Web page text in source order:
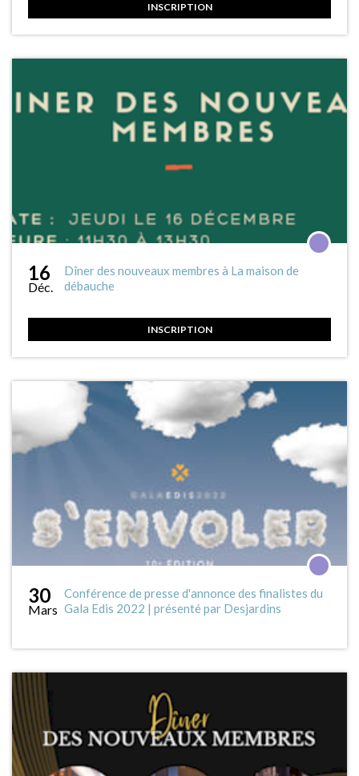
INSCRIPTION
16
Déc.
Dîner des nouveaux membres à La maison de
débauche
INSCRIPTION
30
Mars
Conférence de presse d'annonce des finalistes du
Gala Edis 2022 | présenté par Desjardins